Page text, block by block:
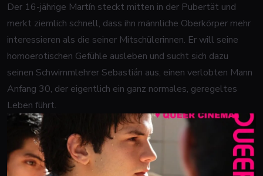
Der 16-jährige Martín steckt mitten in der Pubertät und
merkt ziemlich schnell, dass ihn männliche Oberkörper mehr
interessieren als die seiner Mitschülerinnen. Er will seine
homoerotischen Gefühle ausleben und sucht sich dazu
seinen Schwimmlehrer Sebastián aus, einen verlobten Mann
Anfang 30, der eigentlich ein ganz normales, geregeltes
Leben führt.